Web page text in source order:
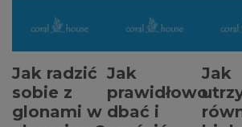
Jak radzić
sobie z
glonami w
Jak
prawidłowo
dbać i
Jak